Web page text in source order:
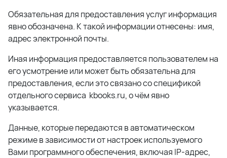
Обязательная для предоставления услуг информация
явно обозначена. К такой информации отнесены: имя,
адрес электронной почты.
Иная информация предоставляется пользователем на
его усмотрение или может быть обязательна для
предоставления, если это связано со спецификой
отдельного сервиса kbooks.ru, о чём явно
указывается.
Данные, которые передаются в автоматическом
режиме в зависимости от настроек используемого
Вами программного обеспечения, включая IP-адрес,